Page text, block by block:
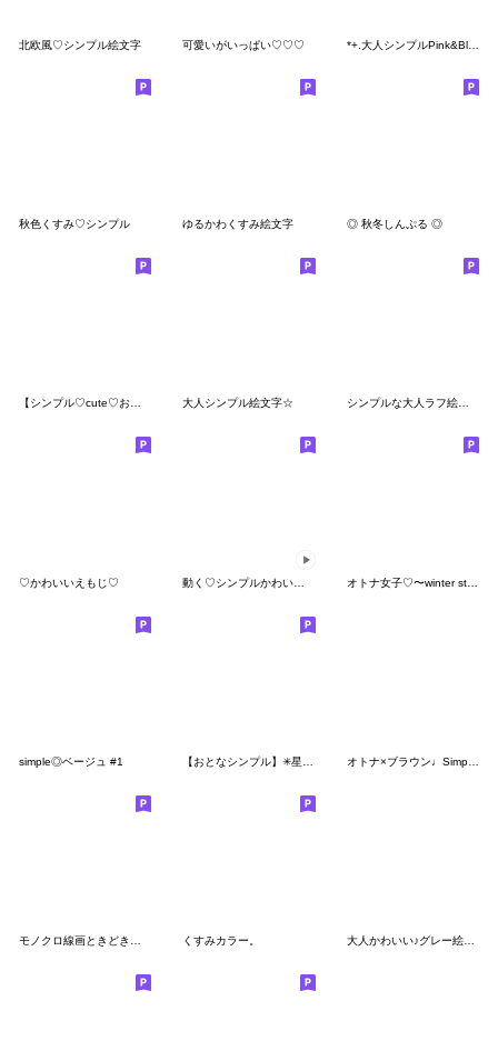
北欧風♡シンプル絵文字 可愛いがいっぱい♡♡♡ *+.大人シンプルPink&Black.+*
秋色くすみ♡シンプル ゆるかわくすみ絵文字 ◎ 秋冬しんぷる ◎
【シンプル♡cute♡おしゃれ絵文字♡】 大人シンプル絵文字☆ シンプルな大人ラフ絵文字。
♡かわいいえもじ♡ オトナ女子♡〜winter style〜
simple◎ベージュ #1 オトナ×ブラウン♩Simple＊絵文字
モノクロ線画ときどき色♡絵文字 くすみカラー。 大人かわいい♪グレー絵文字